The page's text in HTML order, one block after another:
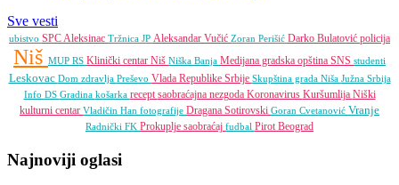
Sve vesti
ubistvo SPCAleksinac Tržnica JP Aleksandar Vučić Zoran Perišić Darko Bulatović policija
Niš MUP RS Klinički centar Niš Niška Banja Medijana gradska opština SNS studenti
Leskovac Dom zdravlja Preševo Vlada Republike Srbije Skupština grada Niša Južna Srbija
Info DS Gradina košarka receptsaobraćajna nezgoda Koronavirus Kuršumlija Niški
kulturni centar Vladičin Han fotografije Dragana Sotirovski Goran Cvetanović Vranje
Radnički FK Prokuplje saobraćaj fudbal PirotBeograd
Najnoviji oglasi